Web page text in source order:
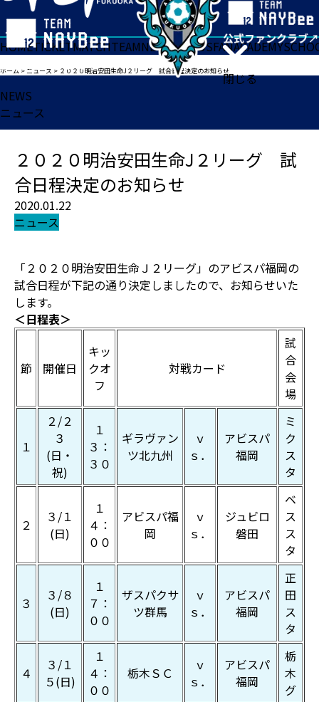
閉じる
HOMETICKETMATCHTEAMNEWSGOODSFANACADEMY
ホーム >ニュース > ２０２０明治安田生命J２リーグ 試合日程決定のお知らせ
NEWS
ニュース
２０２０明治安田生命J２リーグ 試
合日程決定のお知らせ
2020.01.22
ニュース
「２０２０明治安田生命Ｊ２リーグ」のアビスパ福岡の
試合日程が下記の通り決定しましたので、お知らせいた
します。
＜日程表＞
節 開催日
キッ
クオ
フ
対戦カード
試
合
会
場
１
２/２
３
(日・
祝)
１
３：
３０
ギラヴァン
ツ北九州
ｖ
ｓ．
アビスパ
福岡
ミ
ク
ス
タ
２
３/１
(日)
１
４：
００
アビスパ福
岡
ｖ
ｓ．
ジュビロ
磐田
ベ
ス
ス
タ
３
３/８
(日)
１
７：
００
ザスパクサ
ツ群馬
ｖ
ｓ．
アビスパ
福岡
正
田
ス
タ
４
３/１
５(日)
１
４：
００
栃木ＳＣ
ｖ
ｓ．
アビスパ
福岡
栃
木
グ